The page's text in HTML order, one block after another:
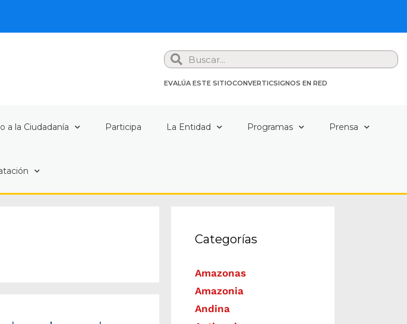
Search
EVALÚA ESTE SITIOCONVERTICSIGNOS EN RED
a la Ciudadanía Participa La Entidad Programas Prensa
Categorías
Amazonas
Amazonia
Andina